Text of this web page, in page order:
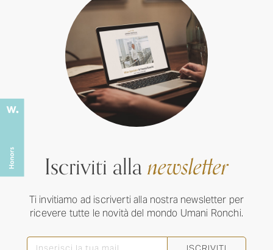
Iscriviti allanewsletter
Ti invitiamo ad iscriverti alla nostra newsletter per
ricevere tutte le novità del mondo Umani Ronchi.